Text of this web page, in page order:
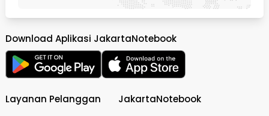
Download Aplikasi JakartaNotebook
Layanan Pelanggan JakartaNotebook